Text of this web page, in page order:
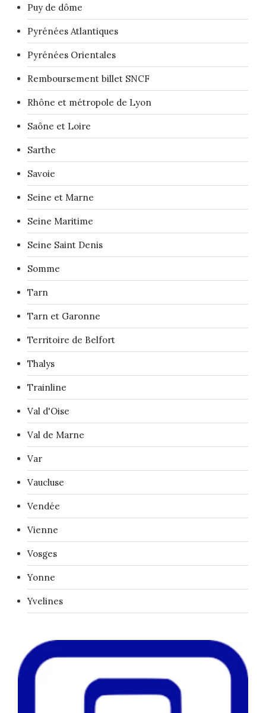
Puy de dôme
Pyrénées Atlantiques
Pyrénées Orientales
Remboursement billet SNCF
Rhône et métropole de Lyon
Saône et Loire
Sarthe
Savoie
Seine et Marne
Seine Maritime
Seine Saint Denis
Somme
Tarn
Tarn et Garonne
Territoire de Belfort
Thalys
Trainline
Val d'Oise
Val de Marne
Var
Vaucluse
Vendée
Vienne
Vosges
Yonne
Yvelines